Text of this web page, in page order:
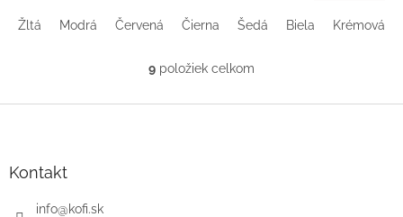
Žltá Modrá Červená Čierna Šedá Biela Krémová
O
l
9 položiek celkom
Kontakt
info@kofi.sk